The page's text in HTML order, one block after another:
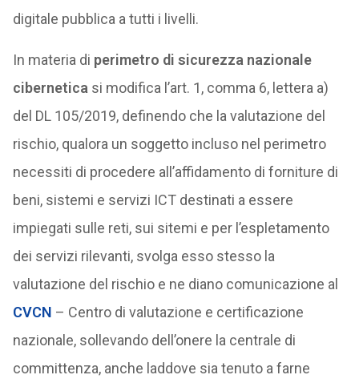
digitale pubblica a tutti i livelli.
In materia di perimetro di sicurezza nazionale
cibernetica si modifica l’art. 1, comma 6, lettera a)
del DL 105/2019, definendo che la valutazione del
rischio, qualora un soggetto incluso nel perimetro
necessiti di procedere all’affidamento di forniture di
beni, sistemi e servizi ICT destinati a essere
impiegati sulle reti, sui sitemi e per l’espletamento
dei servizi rilevanti, svolga esso stesso la
valutazione del rischio e ne diano comunicazione al
CVCN – Centro di valutazione e certificazione
nazionale, sollevando dell’onere la centrale di
committenza, anche laddove sia tenuto a farne